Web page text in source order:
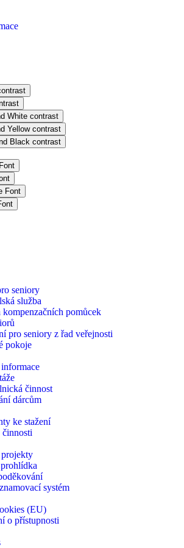
White contrast
Yellow contrast
Black contrast
Font
seniory
služba
kompenzačních pomůcek
pro seniory z řad veřejnosti
pokoje
činnost
dárcům
ke stažení
systém
(EU)
o přístupnosti